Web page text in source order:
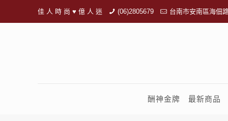
佳 人 時 尚 ♥ 億 人 迷 (06)2805679 台南市安南區海佃
酬神金牌 最新商品